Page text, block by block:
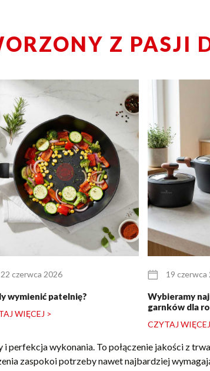
Z PASJI
22 czerwca 2026
wymienić patelnię?
WIĘCEJ >
19 czerwca
Wybieramy
garnków dla
CZYTAJ
perfekcja wykonania. To połączenie jakości z
zaspokoi potrzeby nawet najbardziej